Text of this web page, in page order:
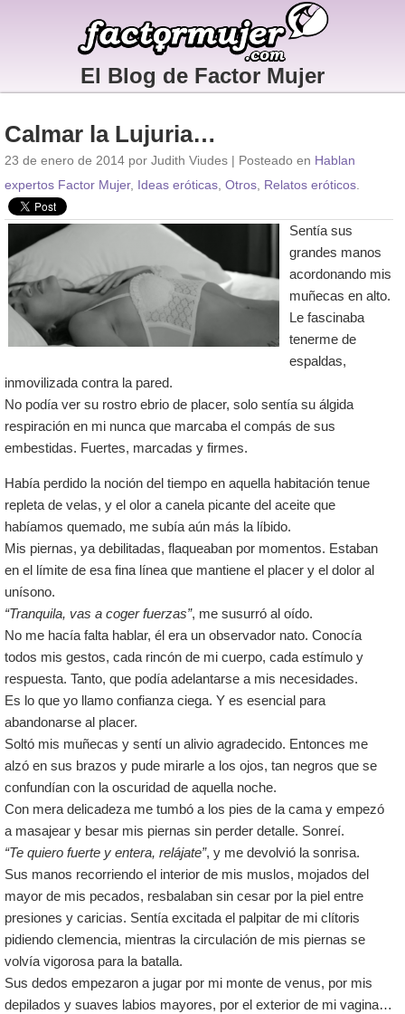
El Blog de Factor Mujer
Calmar la Lujuria…
23 de enero de 2014 por Judith Viudes | Posteado en Hablan
expertos Factor Mujer, Ideas eróticas Otros Relatos eróticos
Sentía sus
grandes manos
acordonando mis
muñecas en alto.
Le fascinaba
tenerme de
espaldas,
inmovilizada contra la pared.
No podía ver su rostro ebrio de placer, solo sentía su álgida
respiración en mi nunca que marcaba el compás de sus
embestidas. Fuertes, marcadas y firmes.
Había perdido la noción del tiempo en aquella habitación tenue
repleta de velas, y el olor a canela picante del aceite que
habíamos quemado, me subía aún más la líbido.
Mis piernas, ya debilitadas, flaqueaban por momentos. Estaban
en el límite de esa fina línea que mantiene el placer y el dolor al
unísono.
“Tranquila, vas a coger fuerzas”, me susurró al oído.
No me hacía falta hablar, él era un observador nato. Conocía
todos mis gestos, cada rincón de mi cuerpo, cada estímulo y
respuesta. Tanto, que podía adelantarse a mis necesidades.
Es lo que yo llamo confianza ciega. Y es esencial para
abandonarse al placer.
Soltó mis muñecas y sentí un alivio agradecido. Entonces me
alzó en sus brazos y pude mirarle a los ojos, tan negros que se
confundían con la oscuridad de aquella noche.
Con mera delicadeza me tumbó a los pies de la cama y empezó
a masajear y besar mis piernas sin perder detalle. Sonreí.
“Te quiero fuerte y entera, relájate”, y me devolvió la sonrisa.
Sus manos recorriendo el interior de mis muslos, mojados del
mayor de mis pecados, resbalaban sin cesar por la piel entre
presiones y caricias. Sentía excitada el palpitar de mi clítoris
pidiendo clemencia, mientras la circulación de mis piernas se
volvía vigorosa para la batalla.
Sus dedos empezaron a jugar por mi monte de venus, por mis
depilados y suaves labios mayores, por el exterior de mi vagina…